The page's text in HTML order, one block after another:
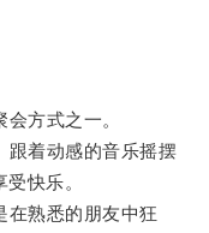
方式之一。
着动感的音乐摇摆
快乐。
熟悉的朋友中狂